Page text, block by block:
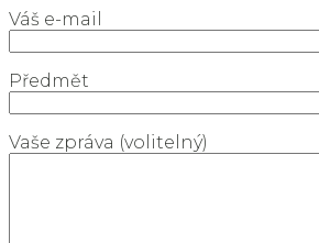
Váš e-mail
Předmět
Vaše zpráva (volitelný)